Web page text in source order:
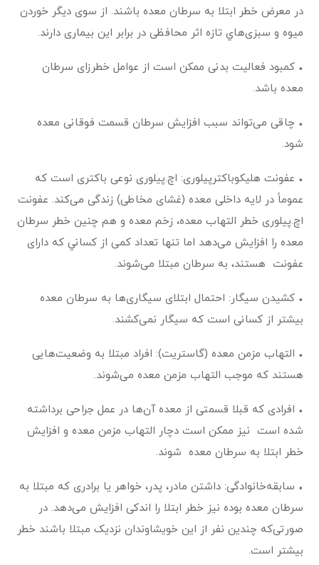
در معرض خطر ابتلا به سرطان معده باشند. از سوی دیگر خوردن
میوه‌ و سبزی‌هاي تازه اثر محافظی در برابر این بیماری دارند.
• کمبود فعالیت بدنی ممکن است از عوامل خطرزای سرطان
معده باشد.
• چاقی می‌تواند سبب افزایش سرطان قسمت فوقانی معده
شود.
• عفونت هلیکوباکترپیلوری: اچ.پیلوری نوعی باکتری است که
عموماً در لایه داخلی معده (غشای مخاطی) زندگی می‌کند. عفونت
اچ.پیلوری خطر التهاب معده، زخم معده و هم چنین خطر سرطان
معده را افزایش می‌دهد اما تنها تعداد کمی از كساني ‌كه دارای
عفونت هستند، به سرطان مبتلا می‌شوند.
• کشیدن سیگار: احتمال ابتلای سیگاری‌ها به سرطان معده
بیشتر از کسانی است که سیگار نمی‌کشند.
• التهاب مزمن معده (گاستریت): افراد مبتلا به وضعیت‌هایی
هستند که موجب التهاب مزمن معده می‌شوند.
• افرادی که قبلا قسمتی از معده آن‌ها در عمل جراحی برداشته
شده است نیز ممکن است دچار التهاب مزمن معده و افزایش
خطر ابتلا به سرطان معده شوند.
• سابقه‌خانوادگی: داشتن مادر، پدر، خواهر یا برادری که مبتلا به
سرطان معده بوده‌ نیز خطر ابتلا را اندکی افزایش می‌دهد. در
صورتی‌که چندین نفر از این خویشاوندان نزدیک مبتلا باشند خطر
بیشتر است.